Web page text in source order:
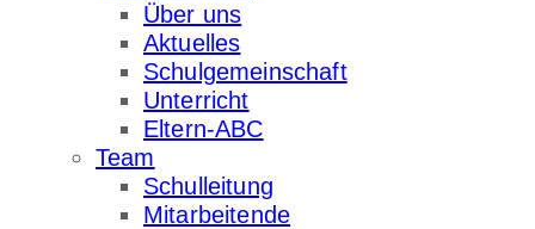
Über uns
Aktuelles
Schulgemeinschaft
Unterricht
Eltern-ABC
Team
Schulleitung
Mitarbeitende